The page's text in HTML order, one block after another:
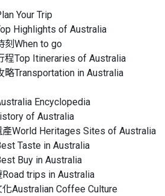
Your Trip
Highlights of Australia
刻When to go
程Top Itineraries of Australia
略Transportation in Australia
Encyclopedia
of Australia
產World Heritages Sites of Australia
Taste in Australia
Buy in Australia
trips in Australia
化Australian Coffee Culture